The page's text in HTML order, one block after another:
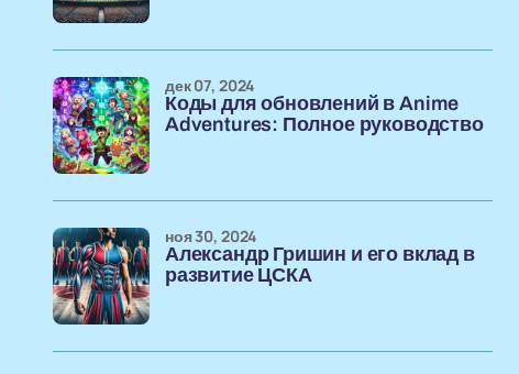
Коды для обновлений в Anime
Adventures: Полное руководство
дек 07, 2024
Александр Гришин и его вклад в
развитие ЦСКА
ноя 30, 2024